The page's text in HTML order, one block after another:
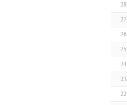
28
27
26
25
24
23
22